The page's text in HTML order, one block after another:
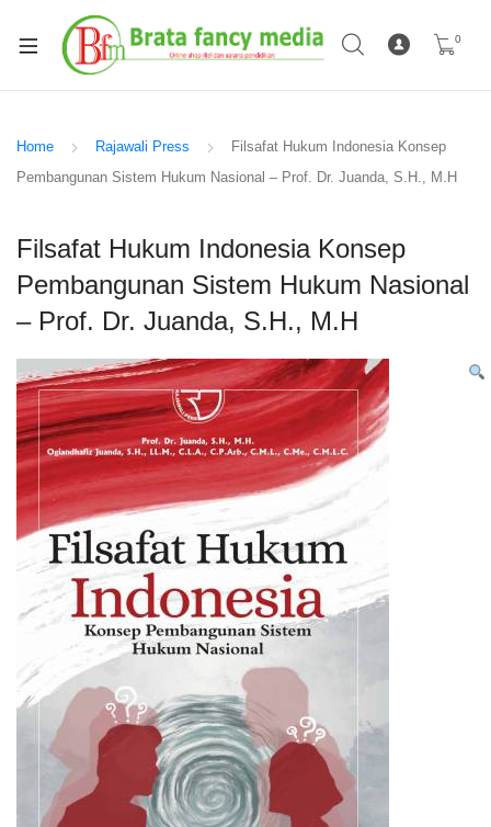
0
Home Rajawali Press
Filsafat Hukum Indonesia Konsep
Pembangunan Sistem Hukum Nasional – Prof. Dr. Juanda, S.H., M.H
Filsafat Hukum Indonesia Konsep
Pembangunan Sistem Hukum Nasional
– Prof. Dr. Juanda, S.H., M.H